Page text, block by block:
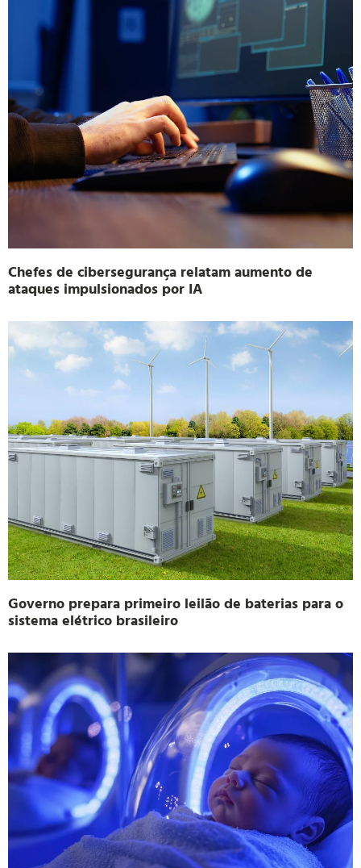
Chefes de cibersegurança relatam aumento de
ataques impulsionados por IA
Governo prepara primeiro leilão de baterias para o
sistema elétrico brasileiro